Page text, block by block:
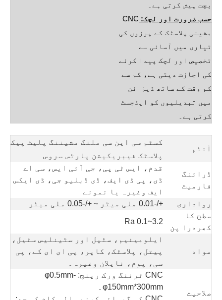
بچت پیش کرتی ہے۔
حسب ضرورت اور لچک: CNC
مشینی پلاسٹک کے پرزوں کی
تیاری میں آسانی سے
تخصیص اور لچک پیدا کرنے
کی اجازت دیتی ہے، کم سے
کم وقت کے ساتھ ڈیزائن
میں تبدیلیوں کو ایڈجسٹ
کرتی ہے۔
آئٹم
کسٹم سی این سی ملنگ مشیننگ پلیٹ پیک
پلاسٹک فیبریکیشن پارٹس سروس
ڈرائنگ
فارمیٹ
قدم، ایس ٹی پی، جی آئی ایس، سی اے
ڈی، پی ڈی ایف، ڈی ڈبلیو جی، ڈی ایکس
ایف وغیرہ یا نمونے
رواداری
+/-0.01 ملی میٹر ~ +/-0.05 ملی میٹر
سطح کا
کھردرا پن
Ra 0.1~3.2
مواد
ایلومینیم، سٹیل اور سٹینلیس سٹیل،
پیتل، پلاسٹک، کاپر، پی ای ای کے، پی
سی، پوم، نایلان وغیرہ۔
صلاحیت
CNC ٹرننگ ورک رینج: φ0.5mm-
φ150mm*300mm۔